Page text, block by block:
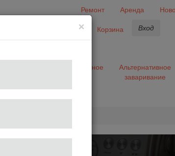
Ремонт Аренда
Избранное Корзина Вход
Разное
Альтернативное
заваривание
×